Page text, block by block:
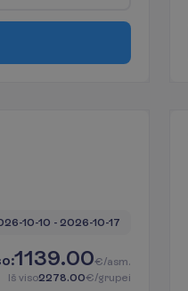
10-10 - 2026-10-17
o:1139.00€/asm.
Iš viso2278.00€/grupei